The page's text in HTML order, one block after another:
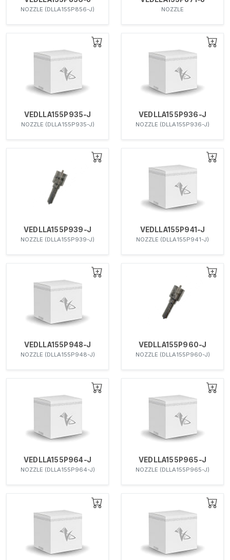
NOZZLE (DLLA155P856-J) NOZZLE
VEDLLA155P935-J
NOZZLE (DLLA155P935-J)
VEDLLA155P936-J
NOZZLE (DLLA155P936-J)
VEDLLA155P939-J
NOZZLE (DLLA155P939-J)
VEDLLA155P941-J
NOZZLE (DLLA155P941-J)
VEDLLA155P948-J
NOZZLE (DLLA155P948-J)
VEDLLA155P960-J
NOZZLE (DLLA155P960-J)
VEDLLA155P964-J
NOZZLE (DLLA155P964-J)
VEDLLA155P965-J
NOZZLE (DLLA155P965-J)